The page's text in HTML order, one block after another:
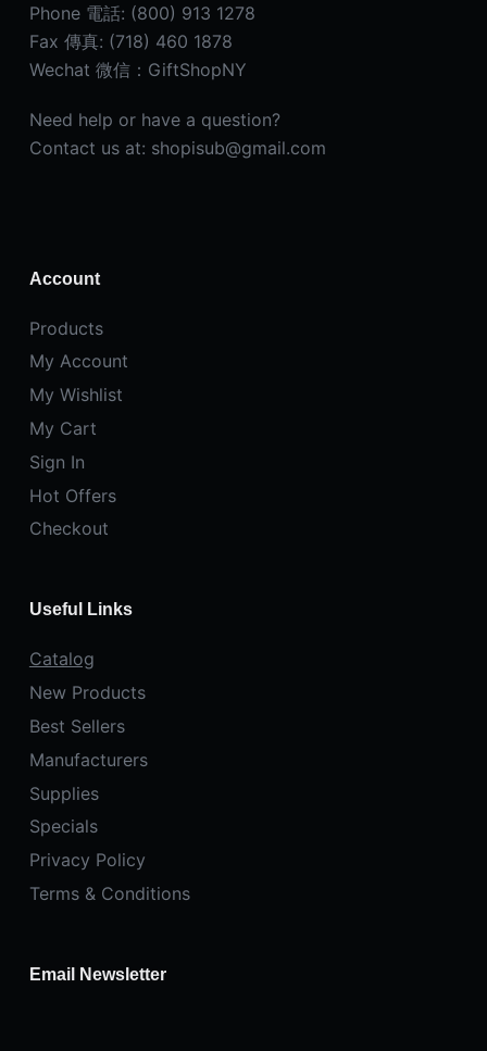
Phone 電話: (800) 913 1278
Fax 傳真: (718) 460 1878
Wechat 微信：GiftShopNY
Need help or have a question?
Contact us at: shopisub@gmail.com
Account
Products
My Account
My Wishlist
My Cart
Sign In
Hot Offers
Checkout
Useful Links
Catalog
New Products
Best Sellers
Manufacturers
Supplies
Specials
Privacy Policy
Terms & Conditions
Email Newsletter